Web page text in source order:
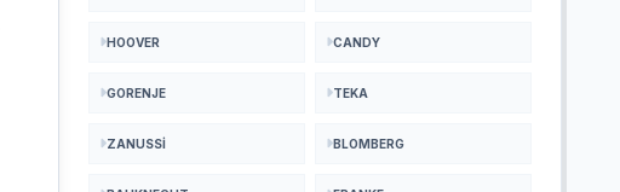
HOOVER CANDY
GORENJE TEKA
ZANUSSI BLOMBERG